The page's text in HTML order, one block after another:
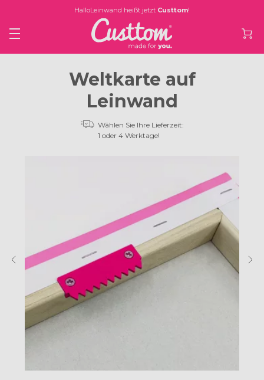
HalloLeinwand heißt jetzt Custtom!
Weltkarte auf
Leinwand
Wählen Sie Ihre Lieferzeit:
1 oder 4 Werktage!